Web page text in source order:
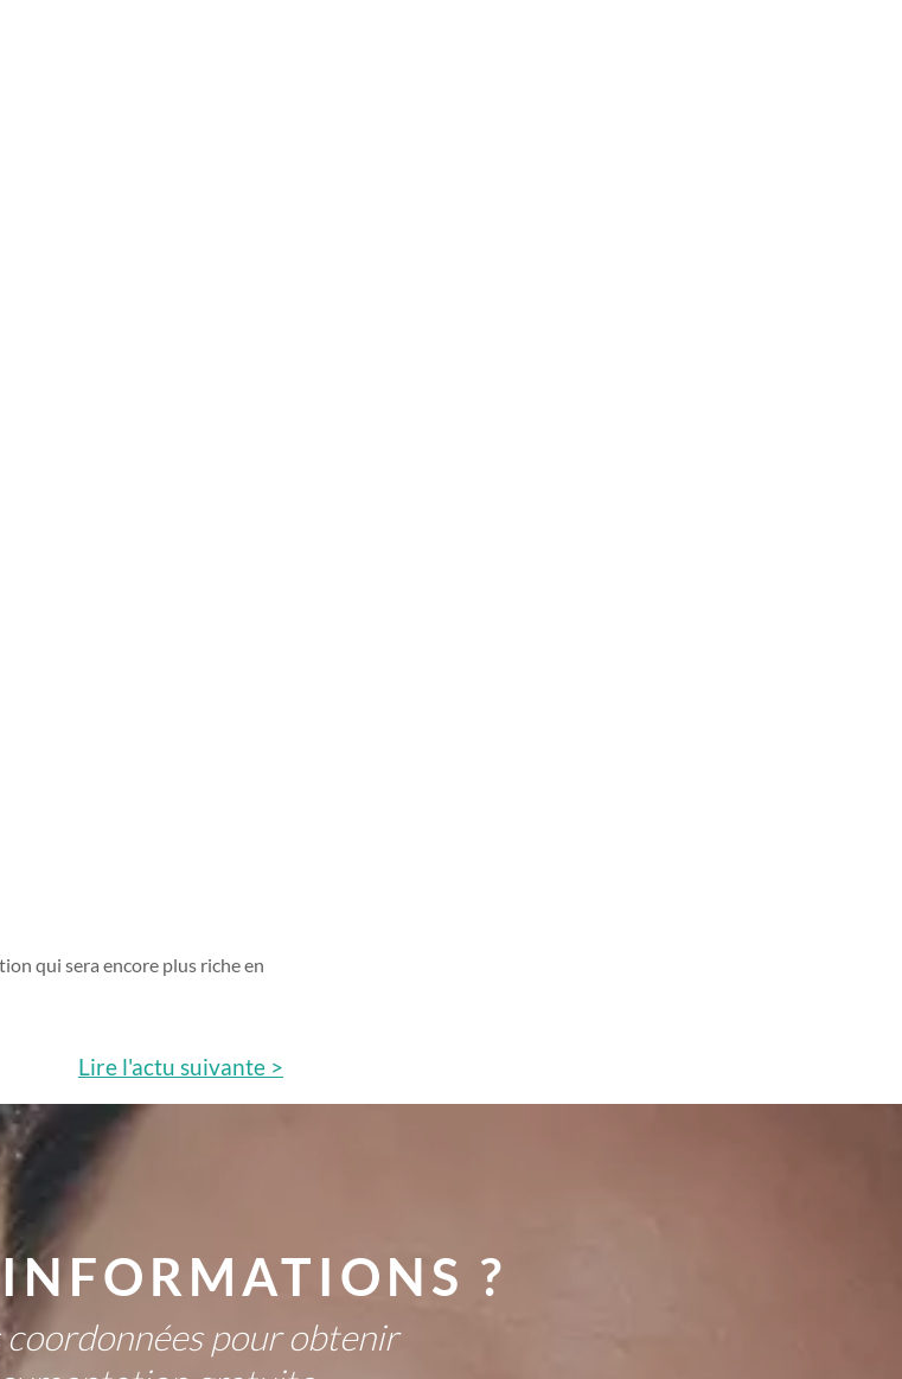
qui sera encore plus riche en
Lire l'actu suivante >
?
coordonnées pour obtenir